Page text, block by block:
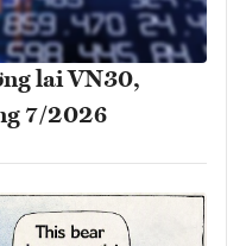
lai VN30,
7/2026